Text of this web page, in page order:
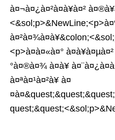
à¤¬à¤¿à¤²à¤à¥à¤²
<p>à¤à¤«à¤° à¤à¥à¤µà¤²
°à¤®à¤¾ à¤à¥
à¤ªà¤¹à¤²à¥ à¤